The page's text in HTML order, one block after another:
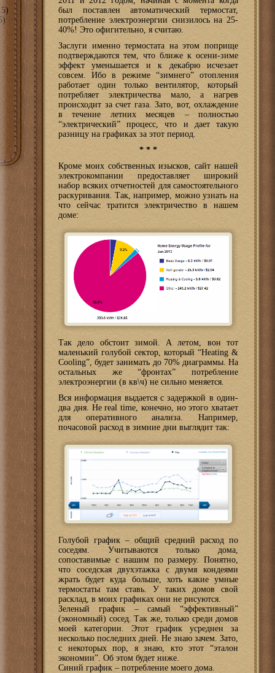
был поставлен автоматический термостат,
потребление электроэнергии снизилось на 25-
40%! Это офигительно, я считаю.
Заслуги именно термостата на этом поприще
подтверждаются тем, что ближе к осени-зиме
эффект уменьшается и к декабрю исчезает
совсем. Ибо в режиме “зимнего” отопления
работает один только вентилятор, который
потребляет электричества мало, а нагрев
происходит за счет газа. Зато, вот, охлаждение
в течение летних месяцев – полностью
“электрический” процесс, что и дает такую
разницу на графиках за этот период.
* * *
Кроме моих собственных изысков, сайт нашей
электрокомпании предоставляет широкий
набор всяких отчетностей для самостоятельного
раскуривания. Так, например, можно узнать на
что сейчас тратится электричество в нашем
доме:
Так дело обстоит зимой. А летом, вон тот
маленький голубой сектор, который “Heating &
Cooling”, будет занимать до 70% диаграммы. На
остальных же “фронтах” потребление
электроэнергии (в кв\ч) не сильно меняется.
Вся информация выдается с задержкой в один-
два дня. Не real time, конечно, но этого хватает
для оперативного анализа. Например,
почасовой расход в зимние дни выглядит так:
Голубой график – общий средний расход по
соседям. Учитываются только дома,
сопоставимые с нашим по размеру. Понятно,
что соседская двухэтажка с двумя кондеями
жрать будет куда больше, хоть какие умные
термостаты там ставь. У таких домов свой
расклад, в моих графиках они не рисуются.
Зеленый график – самый “эффективный”
(экономный) сосед. Так же, только среди домов
моей категории. Этот график усреднен за
несколько последних дней. Не знаю зачем. Зато,
с некоторых пор, я знаю, кто этот “эталон
экономии”. Об этом будет ниже.
Синий график – потребление моего дома.